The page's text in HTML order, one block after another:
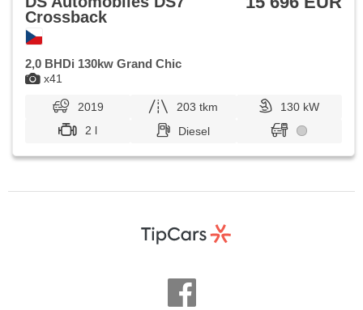
x41
Crossback
2,0 BHDi 130kw Grand Chic
2019 203 tkm
130 kW
2 l
Diesel